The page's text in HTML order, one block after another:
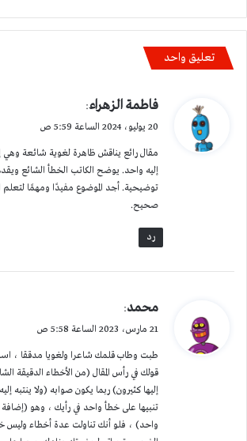
تعليق واحد
ي
ل
فاطمة الزهراء:
20 يوليو، 2024 الساعة 5:59 ص
مقال رائع يناقش ظاهرة لغوية شائعة
إليه واحد. يوضح الكاتب الخطأ الشائع
توضيحية. أجد الموضوع مفيدًا ومهمًا لتعلم
صحيح.
رد
ي
ل
محمد:
21 مارس، 2023 الساعة 5:58 ص
طبت وطاب قلمك شاعرا ولغويا مدققا ،
قولك في رأس المقال (من الأخطاء الدقيقة
إليها كثيرون) ربما يكون صوابه (ولا ينتبه
تنبيها على خطأ واحد في رأيك ، وهو
واحد) ، فلو أنك تناولت عدة أخطاء وليس